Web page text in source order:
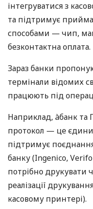
інтегруватися з
та підтримує
способами — чип,
безконтактна оплата.
Зараз банки
термінали відомих
працюють під
Наприклад, àбанк та
протокол — це
підтримує
банку (Ingenico,
потрібно друкувати
реалізації
касовому принтері).